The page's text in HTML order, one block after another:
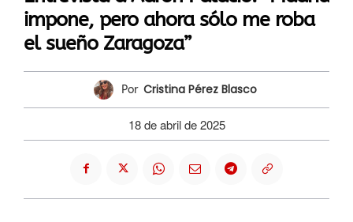
impone, pero ahora sólo me roba
el sueño Zaragoza”
Por Cristina Pérez Blasco
18 de abril de 2025